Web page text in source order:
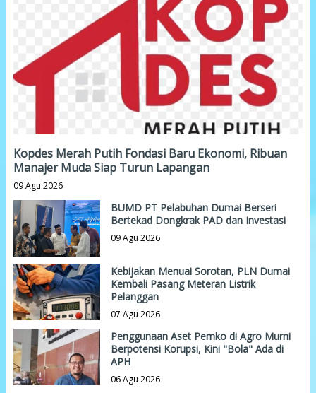
Kopdes Merah Putih Fondasi Baru Ekonomi, Ribuan
Manajer Muda Siap Turun Lapangan
09 Agu 2026
BUMD PT Pelabuhan Dumai Berseri
Bertekad Dongkrak PAD dan Investasi
09 Agu 2026
Kebijakan Menuai Sorotan, PLN Dumai
Kembali Pasang Meteran Listrik
Pelanggan
07 Agu 2026
Penggunaan Aset Pemko di Agro Murni
Berpotensi Korupsi, Kini "Bola" Ada di
APH
06 Agu 2026